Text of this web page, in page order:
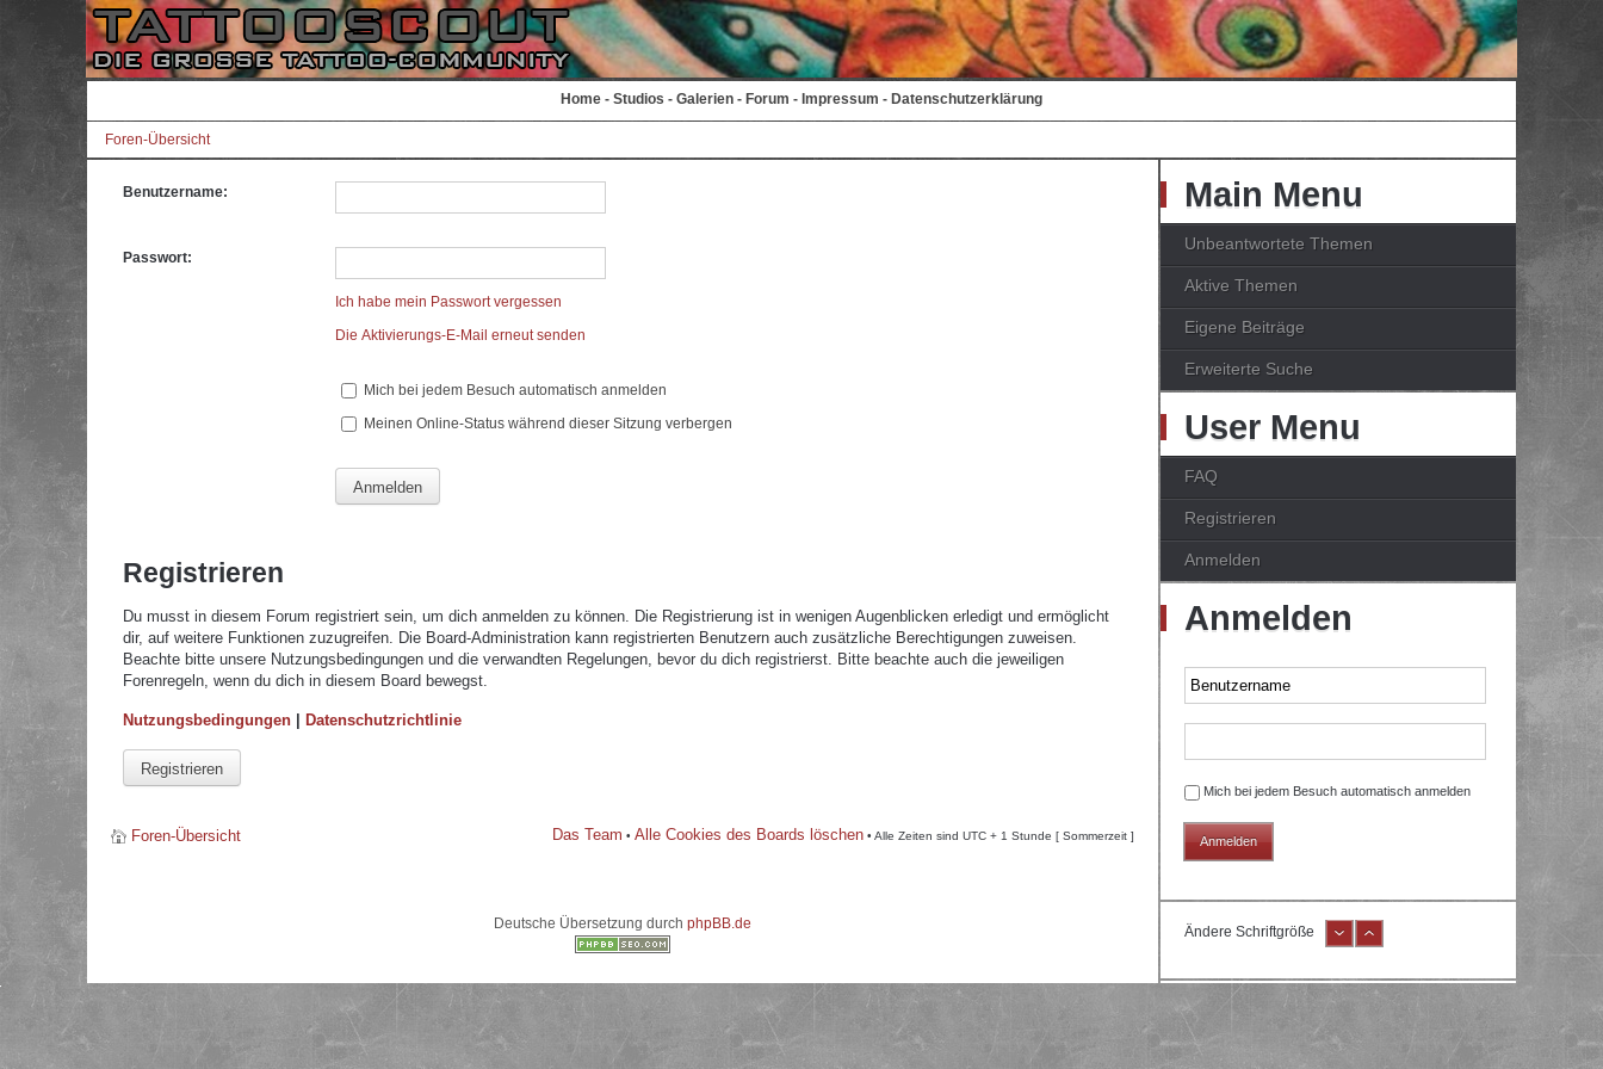
Home - Studios - Galerien - Forum - Impressum - Datenschutzerklärung
Foren-Übersicht
Benutzername:
Passwort:
Ich habe mein Passwort vergessen
Die Aktivierungs-E-Mail erneut senden
Mich bei jedem Besuch automatisch anmelden
Meinen Online-Status während dieser Sitzung verbergen
Registrieren
Du musst in diesem Forum registriert sein, um dich anmelden zu können. Die Registrierung ist in wenigen Augenblicken erledigt und ermöglicht
dir, auf weitere Funktionen zuzugreifen. Die Board-Administration kann registrierten Benutzern auch zusätzliche Berechtigungen zuweisen.
Beachte bitte unsere Nutzungsbedingungen und die verwandten Regelungen, bevor du dich registrierst. Bitte beachte auch die jeweiligen
Forenregeln, wenn du dich in diesem Board bewegst.
Nutzungsbedingungen | Datenschutzrichtlinie
Registrieren
Foren-Übersicht Das Team • Alle Cookies des Boards löschen • Alle Zeiten sind UTC + 1 Stunde [ Sommerzeit ]
Deutsche Übersetzung durch phpBB.de
Main Menu
Unbeantwortete Themen
Aktive Themen
Eigene Beiträge
Erweiterte Suche
User Menu
FAQ
Registrieren
Anmelden
Anmelden
Mich bei jedem Besuch automatisch anmelden
Ändere Schriftgröße